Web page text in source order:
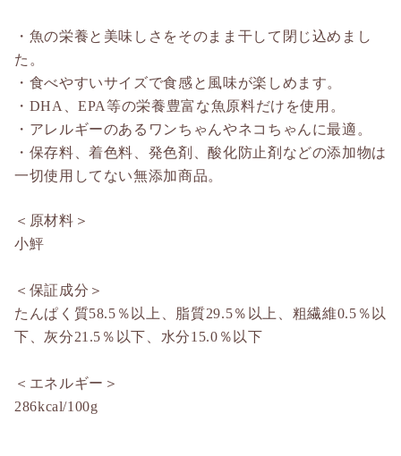
・魚の栄養と美味しさをそのまま干して閉じ込めまし
た。
・食べやすいサイズで食感と風味が楽しめます。
・DHA、EPA等の栄養豊富な魚原料だけを使用。
・アレルギーのあるワンちゃんやネコちゃんに最適。
・保存料、着色料、発色剤、酸化防止剤などの添加物は
一切使用してない無添加商品。
＜原材料＞
小鮃
＜保証成分＞
たんぱく質58.5％以上、脂質29.5％以上、粗繊維0.5％以
下、灰分21.5％以下、水分15.0％以下
＜エネルギー＞
286kcal/100g